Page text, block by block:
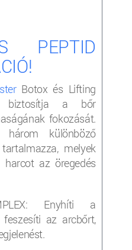
PEPTID
Botox és Lifting
biztosítja a bőr
fokozását.
három különböző
melyek
az öregedés
Enyhíti a
az arcbőrt,